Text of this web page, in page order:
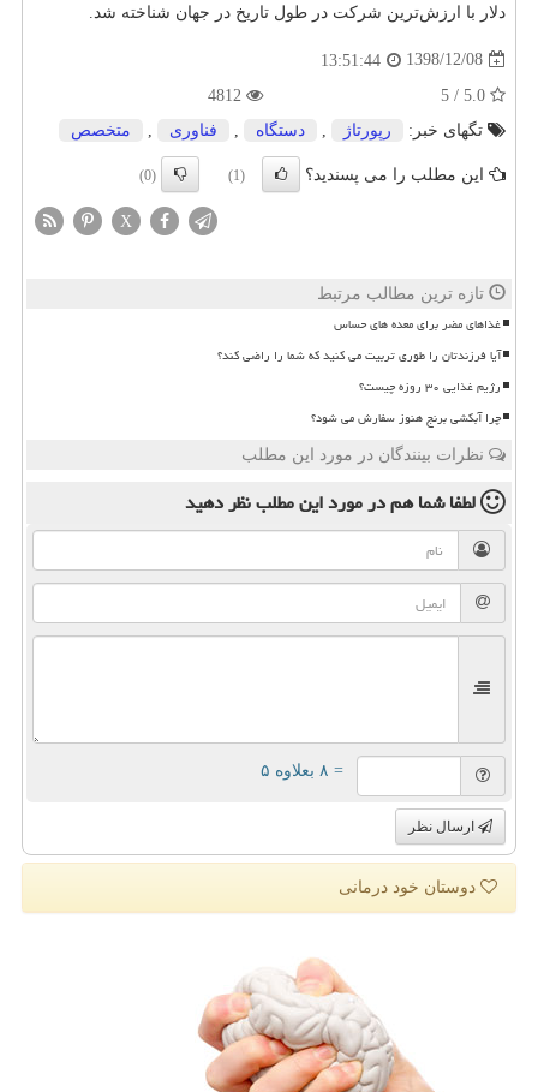
دلار با ارزش‌ترین شرکت در طول تاریخ در جهان شناخته شد
1398/12/08
13:51:44
تگهای خبر:
رپورتاژ , دستگاه , فناوری , متخصص
این مطلب را می پسندید؟ (1)
(0)
X
تازه ترین مطالب مرتبط
غذاهای مضر برای معده های حساس
آیا فرزندتان را طوری تربیت می کنید که شما را راضی کند؟
رژیم غذایی ۳۰ روزه چیست؟
چرا آبکشی برنج هنوز سفارش می شود؟
نظرات بینندگان در مورد این مطلب
لطفا شما همدر مورد این مطلبنظر دهید
= ۸ بعلاوه ۵
ارسال نظر
دوستان خود درمانی